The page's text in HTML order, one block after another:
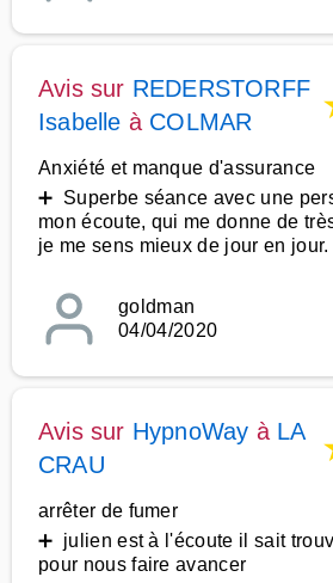
Avis sur REDERSTORFF
Isabelle à COLMAR
Anxiété et manque d'assurance
➕ Superbe séance avec une
mon écoute, qui me donne de
je me sens mieux de jour en
goldman
04/04/2020
Avis sur HypnoWay à LA
CRAU
arrêter de fumer
➕ julien est à l'écoute il sait
pour nous faire avancer